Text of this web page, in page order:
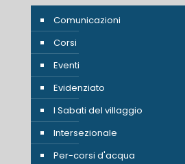
Comunicazioni
Corsi
Eventi
Evidenziato
I Sabati del villaggio
Intersezionale
Per-corsi d'acqua